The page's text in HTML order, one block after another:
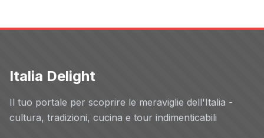
Italia Delight
Il tuo portale per scoprire le meraviglie dell'Italia -
cultura, tradizioni, cucina e tour indimenticabili